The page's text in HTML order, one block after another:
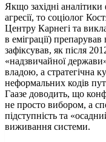
Якщо західні аналітики
агресії, то соціолог
Центру Карнегі та
в еміграції)
зафіксував, як після
«надзвичайної
владою, а стратегічна
неформальних кодів
Гаазе доводить, що
не просто вибором, а
підступність та
виживання системи.